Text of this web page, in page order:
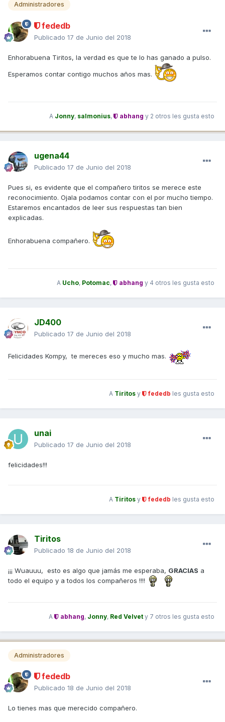
Administradores
fededb
Publicado 17 de Junio del 2018
Enhorabuena Tiritos, la verdad es que te lo has ganado a pulso.
Esperamos contar contigo muchos años mas.
A Jonny, salmonius, abhang y 2 otros les gusta esto
ugena44
Publicado 17 de Junio del 2018
Pues si, es evidente que el compañero tiritos se merece este
reconocimiento. Ojala podamos contar con el por mucho tiempo.
Estaremos encantados de leer sus respuestas tan bien
explicadas.
Enhorabuena compañero.
A Ucho, Potomac, abhang y 4 otros les gusta esto
JD400
Publicado 17 de Junio del 2018
Felicidades Kompy, te mereces eso y mucho mas.
A Tiritos y fededb les gusta esto
unai
Publicado 17 de Junio del 2018
felicidades!!!
A Tiritos y fededb les gusta esto
Tiritos
Publicado 18 de Junio del 2018
¡¡¡ Wuauuu, esto es algo que jamás me esperaba, GRACIAS a
todo el equipo y a todos los compañeros !!!!
A abhang, Jonny, Red Velvety 7 otros les gusta esto
Administradores
fededb
Publicado 18 de Junio del 2018
Lo tienes mas que merecido compañero.